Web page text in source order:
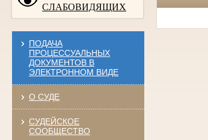
СЛАБОВИДЯЩИХ
ПОДАЧА
ПРОЦЕССУАЛЬНЫХ
ДОКУМЕНТОВ В
ЭЛЕКТРОННОМ ВИДЕ
О СУДЕ
СУДЕЙСКОЕ
СООБЩЕСТВО